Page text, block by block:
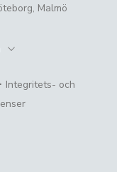
, Malmö
· Integritets- och